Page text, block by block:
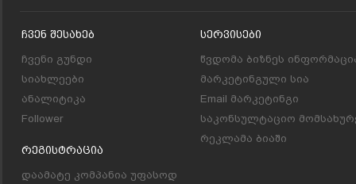
Ჩვენ Შესახებ
ჩვენი გუნდი
სიახლეები
ანალიტიკა
Follower
Რეგისტრაცია
დაამატე კომპანია უფასოდ
Სერვისები
წვდომა ბიზნეს
მარკეტინგული სია
Email მარკეტინგი
საკონსულტაციო
რეკლამა ბიაში